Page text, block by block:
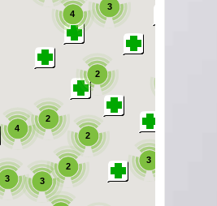
3
3
4
4
2
2
3
2
2
3